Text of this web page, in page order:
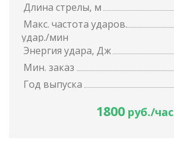
Длина стрелы, м
Макс. частота ударов.
удар./мин
Энергия удара, Дж
Мин. заказ
Год выпуска
1800руб./час